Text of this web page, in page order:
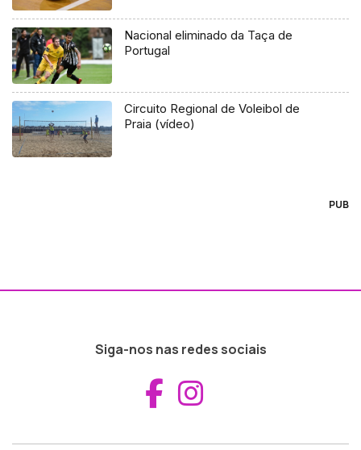
Nacional eliminado da Taça de
Portugal
Circuito Regional de Voleibol de
Praia (vídeo)
PUB
Siga-nos nas redes sociais
Aceder ao